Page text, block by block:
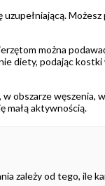
można
diety, podając
obszarze węszenia,
małą aktywnością.
zależy od tego, ile